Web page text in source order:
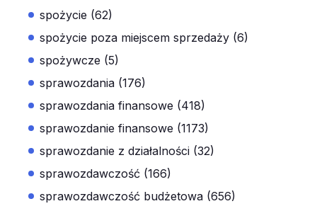
spożycie (62)
spożycie poza miejscem sprzedaży (6)
spożywcze (5)
sprawozdania (176)
sprawozdania finansowe (418)
sprawozdanie finansowe (1173)
sprawozdanie z działalności (32)
sprawozdawczość (166)
sprawozdawczość budżetowa (656)